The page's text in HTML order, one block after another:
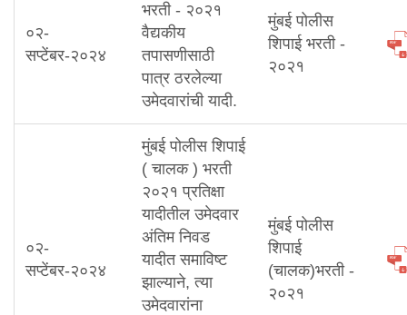
०२-
सप्टेंबर-२०२४
भरती - २०२१
वैद्यकीय
तपासणीसाठी
पात्र ठरलेल्या
उमेदवारांची यादी.
मुंबई पोलीस
शिपाई भरती -
२०२१
०२-
सप्टेंबर-२०२४
मुंबई पोलीस शिपाई
( चालक ) भरती
२०२१ प्रतिक्षा
यादीतील उमेदवार
अंतिम निवड
यादीत समाविष्ट
झाल्याने, त्या
उमेदवारांना
मुंबई पोलीस
शिपाई
(चालक)भरती -
२०२१